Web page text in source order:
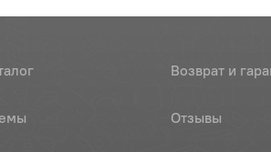
Возврат и
Отзывы